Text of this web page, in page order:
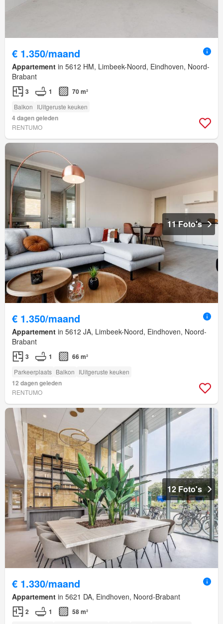
€ 1.350/maand
Appartement in 5612 HM, Limbeek-Noord, Eindhoven, Noord-
Brabant
3 1 70 m²
Balkon IUitgeruste keuken
4 dagen geleden
RENTUMO
11 Foto's
€ 1.350/maand
Appartement in 5612 JA, Limbeek-Noord, Eindhoven, Noord-
Brabant
3 1 66 m²
Parkeerplaats Balkon IUitgeruste keuken
12 dagen geleden
RENTUMO
12 Foto's
€ 1.330/maand
Appartement in 5621 DA, Eindhoven, Noord-Brabant
2 1 58 m²